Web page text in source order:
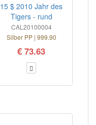
15 $ 2010 Jahr des
Tigers - rund
CAL20100004
Silber PP | 999.90
€ 73.63